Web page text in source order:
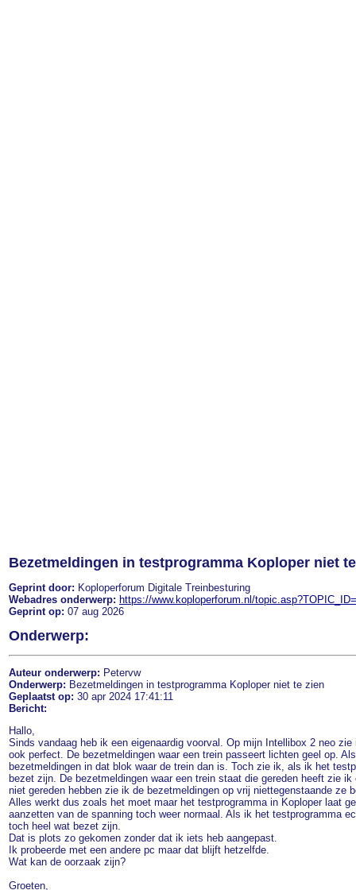
Bezetmeldingen in testprogramma Koploper niet
Geprint door: Koploperforum Digitale Treinbesturing
Webadres onderwerp: https://www.koploperforum.nl/
Geprint op: 07 aug 2026
Onderwerp:
Auteur onderwerp: Petervw
Onderwerp: Bezetmeldingen in testprogramma Koploper niet te zien
Geplaatst op: 30 apr 2024 17:41:11
Bericht:
Hallo,
Sinds vandaag heb ik een eigenaardig voorval. Op mijn Intellibox 2 neo
ook perfect. De bezetmeldingen waar een trein passeert lichten geel op.
bezetmeldingen in dat blok waar de trein dan is. Toch zie ik, als ik het
bezet zijn. De bezetmeldingen waar een trein staat die gereden heeft zie
niet gereden hebben zie ik de bezetmeldingen op vrij niettegenstaande ze
Alles werkt dus zoals het moet maar het testprogramma in Koploper laat
aanzetten van de spanning toch weer normaal. Als ik het testprogramma
toch heel wat bezet zijn.
Dat is plots zo gekomen zonder dat ik iets heb aangepast.
Ik probeerde met een andere pc maar dat blijft hetzelfde.
Wat kan de oorzaak zijn?
Groeten,